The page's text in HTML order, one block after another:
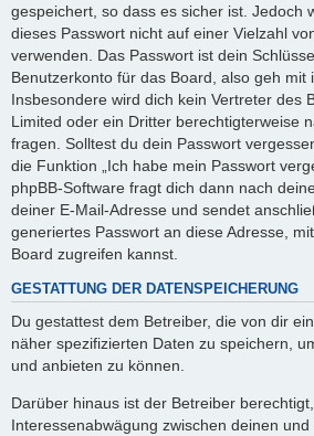
gespeichert, so dass es sicher ist. Jedoch
dieses Passwort nicht auf einer Vielzahl
verwenden. Das Passwort ist dein
Benutzerkonto für das Board, also geh mit
Insbesondere wird dich kein Vertreter des
Limited oder ein Dritter berechtigterweise
fragen. Solltest du dein Passwort
die Funktion „Ich habe mein Passwort
phpBB-Software fragt dich dann nach
deiner E-Mail-Adresse und sendet
generiertes Passwort an diese Adresse,
Board zugreifen kannst.
GESTATTUNG DER DATENSPEICHERUNG
Du gestattest dem Betreiber, die von dir
näher spezifizierten Daten zu speichern,
und anbieten zu können.
Darüber hinaus ist der Betreiber
Interessenabwägung zwischen deinen